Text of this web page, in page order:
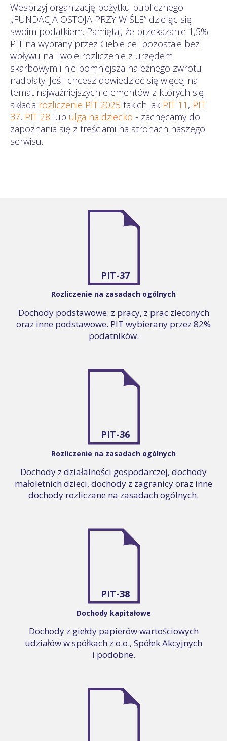
Wesprzyj organizację pożytku publicznego
„FUNDACJA OSTOJA PRZY WIŚLE” dzieląc się
swoim podatkiem. Pamiętaj, że przekazanie 1,5%
PIT na wybrany przez Ciebie cel pozostaje bez
wpływu na Twoje rozliczenie z urzędem
skarbowym i nie pomniejsza należnego zwrotu
nadpłaty. Jeśli chcesz dowiedzieć się więcej na
temat najważniejszych elementów z których się
składa rozliczenie PIT 2025 takich jak PIT 11 , PIT
37, PIT 28 lub ulga na dziecko - zachęcamy do
zapoznania się z treściami na stronach naszego
serwisu.
PIT-37
Rozliczenie na zasadach ogólnych
Dochody podstawowe: z pracy, z prac zleconych
oraz inne podstawowe. PIT wybierany przez 82%
podatników.
PIT-36
Rozliczenie na zasadach ogólnych
Dochody z działalności gospodarczej, dochody
małoletnich dzieci, dochody z zagranicy oraz inne
dochody rozliczane na zasadach ogólnych.
PIT-38
Dochody kapitałowe
Dochody z giełdy papierów wartościowych
udziałów w spółkach z o.o., Spółek Akcyjnych
i podobne.